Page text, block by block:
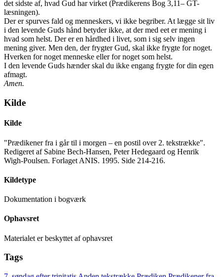
det sidste af, hvad Gud har virket (Prædikerens Bog 3,11– GT-
læsningen).
Der er spurves fald og menneskers, vi ikke begriber. At lægge sit liv
i den levende Guds hånd betyder ikke, at der med eet er mening i
hvad som helst. Der er en hårdhed i livet, som i sig selv ingen
mening giver. Men den, der frygter Gud, skal ikke frygte for noget.
Hverken for noget menneske eller for noget som helst.
I den levende Guds hænder skal du ikke engang frygte for din egen
afmagt.
Amen.
Kilde
Kilde
"Prædikener fra i går til i morgen – en postil over 2. tekstrække".
Redigeret af Sabine Bech-Hansen, Peter Hedegaard og Henrik
Wigh-Poulsen. Forlaget ANIS. 1995. Side 214-216.
Kildetype
Dokumentation i bogværk
Ophavsret
Materialet er beskyttet af ophavsret
Tags